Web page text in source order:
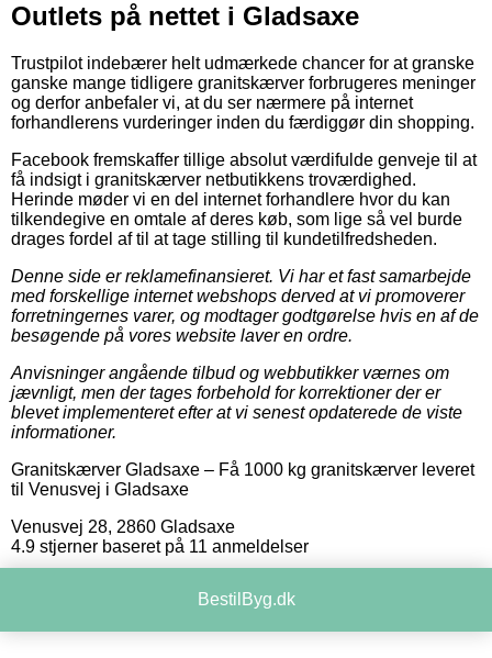
Outlets på nettet i Gladsaxe
Trustpilot indebærer helt udmærkede chancer for at granske
ganske mange tidligere granitskærver forbrugeres meninger
og derfor anbefaler vi, at du ser nærmere på internet
forhandlerens vurderinger inden du færdiggør din shopping.
Facebook fremskaffer tillige absolut værdifulde genveje til at
få indsigt i granitskærver netbutikkens troværdighed.
Herinde møder vi en del internet forhandlere hvor du kan
tilkendegive en omtale af deres køb, som lige så vel burde
drages fordel af til at tage stilling til kundetilfredsheden.
Denne side er reklamefinansieret. Vi har et fast samarbejde
med forskellige internet webshops derved at vi promoverer
forretningernes varer, og modtager godtgørelse hvis en af de
besøgende på vores website laver en ordre.
Anvisninger angående tilbud og webbutikker værnes om
jævnligt, men der tages forbehold for korrektioner der er
blevet implementeret efter at vi senest opdaterede de viste
informationer.
Granitskærver Gladsaxe – Få 1000 kg granitskærver leveret
til Venusvej i Gladsaxe
Venusvej 28, 2860 Gladsaxe
4.9 stjerner baseret på 11 anmeldelser
BestilByg.dk